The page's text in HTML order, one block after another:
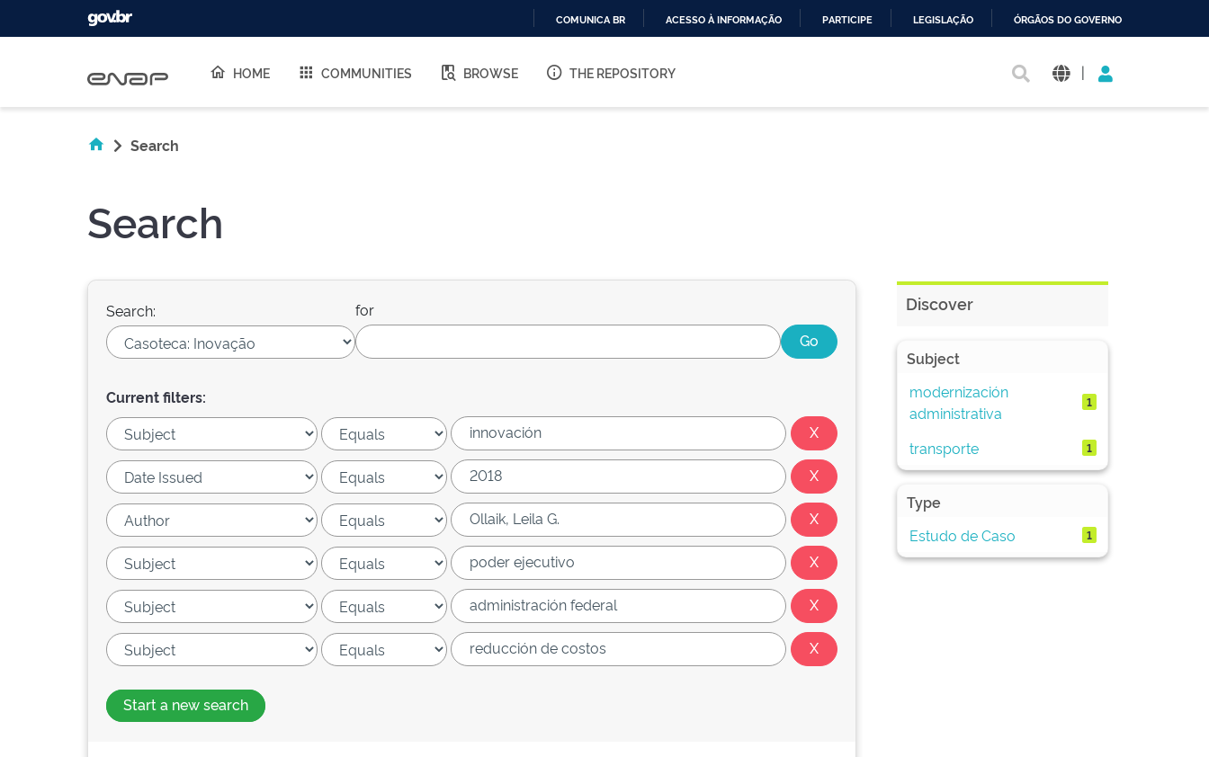
O
COMUNICA BR ACESSO À INFORMAÇÃO PARTICIPE LEGISLAÇÃO ÓRGÃOS DO GOVERNO
HOME COMMUNITIES BROWSE THE REPOSITORY |
Search
Search
Search: for
Current filters:
Start a new search
Discover
Subject
modernización
administrativa
1
transporte 1
Type
Estudo de Caso
1